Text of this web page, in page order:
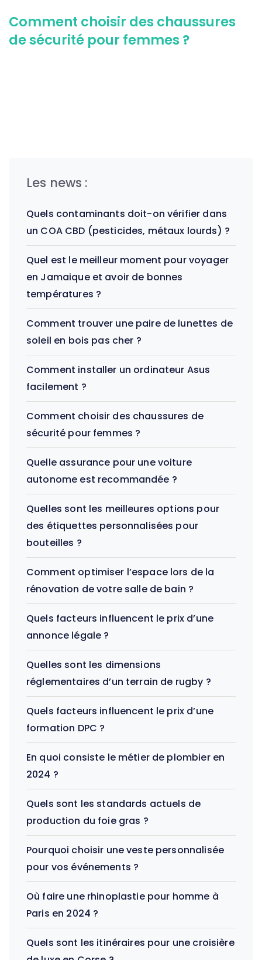
Comment choisir des chaussures
de sécurité pour femmes ?
Les news :
Quels contaminants doit-on vérifier dans
un COA CBD (pesticides, métaux lourds) ?
Quel est le meilleur moment pour voyager
en Jamaique et avoir de bonnes
températures ?
Comment trouver une paire de lunettes de
soleil en bois pas cher ?
Comment installer un ordinateur Asus
facilement ?
Comment choisir des chaussures de
sécurité pour femmes ?
Quelle assurance pour une voiture
autonome est recommandée ?
Quelles sont les meilleures options pour
des étiquettes personnalisées pour
bouteilles ?
Comment optimiser l’espace lors de la
rénovation de votre salle de bain ?
Quels facteurs influencent le prix d’une
annonce légale ?
Quelles sont les dimensions
réglementaires d’un terrain de rugby ?
Quels facteurs influencent le prix d’une
formation DPC ?
En quoi consiste le métier de plombier en
2024 ?
Quels sont les standards actuels de
production du foie gras ?
Pourquoi choisir une veste personnalisée
pour vos événements ?
Où faire une rhinoplastie pour homme à
Paris en 2024 ?
Quels sont les itinéraires pour une croisière